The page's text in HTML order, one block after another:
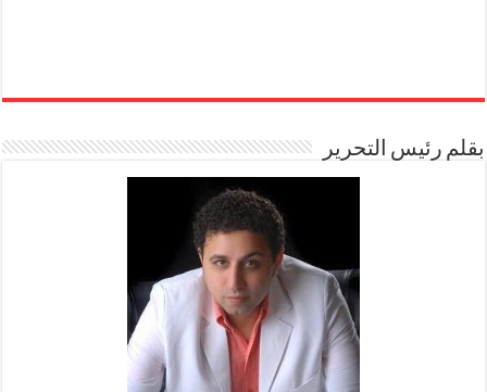
بقلم رئيس التحرير